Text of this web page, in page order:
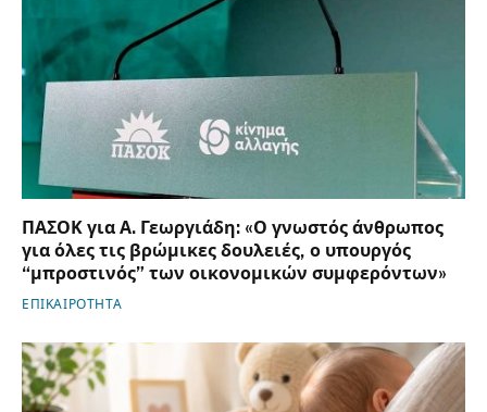
ΠΑΣΟΚ για Α. Γεωργιάδη: «Ο γνωστός άνθρωπος
για όλες τις βρώμικες δουλειές, ο υπουργός
“μπροστινός” των οικονομικών συμφερόντων»
ΕΠΙΚΑΙΡΟΤΗΤΑ